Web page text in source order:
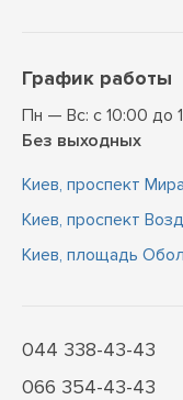
График работы
Пн — Вс: с 10:00 до
Без выходных
Киев, проспект
Киев, проспект
Киев, площадь
044 338-43-43
066 354-43-43